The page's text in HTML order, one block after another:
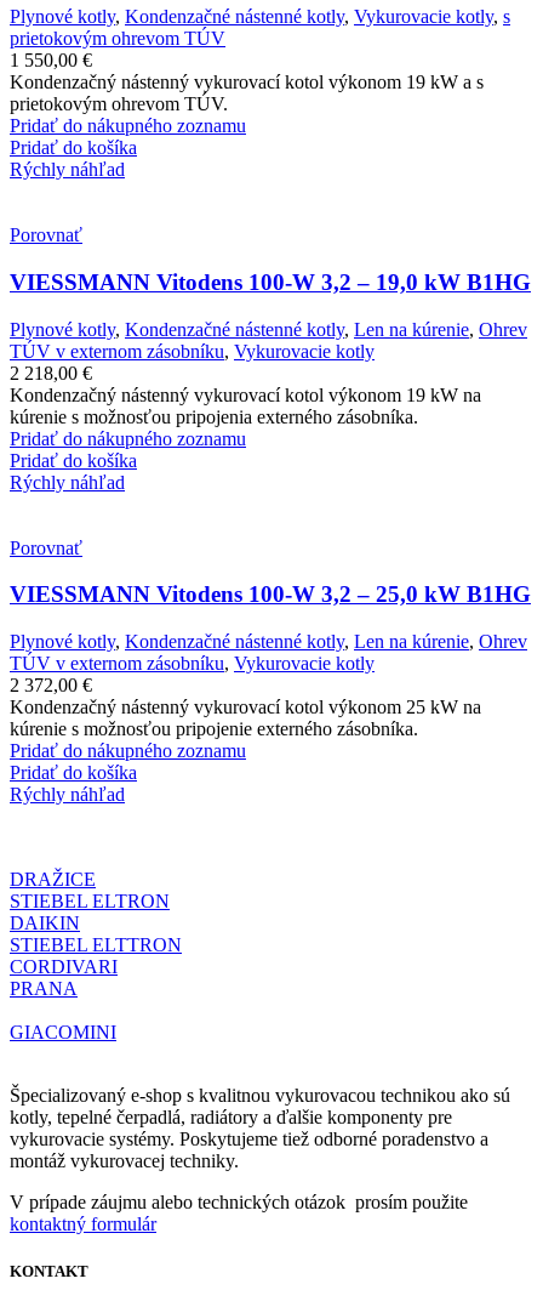
Plynové kotly, Kondenzačné nástenné kotly, Vykurovacie kotly, s
prietokovým ohrevom TÚV
1 550,00 €
Kondenzačný nástenný vykurovací kotol výkonom 19 kW a s
prietokovým ohrevom TÚV.
Pridať do nákupného zoznamu
Pridať do košíka
Rýchly náhľad
Porovnať
VIESSMANN Vitodens 100-W 3,2 – 19,0 kW B1HG
Plynové kotly, Kondenzačné nástenné kotly, Len na kúrenie, Ohrev
TÚV v externom zásobníku, Vykurovacie kotly
2 218,00 €
Kondenzačný nástenný vykurovací kotol výkonom 19 kW na
kúrenie s možnosťou pripojenia externého zásobníka.
Pridať do nákupného zoznamu
Pridať do košíka
Rýchly náhľad
Porovnať
VIESSMANN Vitodens 100-W 3,2 – 25,0 kW B1HG
Plynové kotly, Kondenzačné nástenné kotly, Len na kúrenie, Ohrev
TÚV v externom zásobníku, Vykurovacie kotly
2 372,00 €
Kondenzačný nástenný vykurovací kotol výkonom 25 kW na
kúrenie s možnosťou pripojenie externého zásobníka.
Pridať do nákupného zoznamu
Pridať do košíka
Rýchly náhľad
DRAŽICE
STIEBEL ELTRON
DAIKIN
STIEBEL ELTTRON
CORDIVARI
PRANA
GIACOMINI
Špecializovaný e-shop s kvalitnou vykurovacou technikou ako sú
kotly, tepelné čerpadlá, radiátory a ďalšie komponenty pre
vykurovacie systémy. Poskytujeme tiež odborné poradenstvo a
montáž vykurovacej techniky.
V prípade záujmu alebo technických otázok prosím použite
kontaktný formulár
KONTAKT